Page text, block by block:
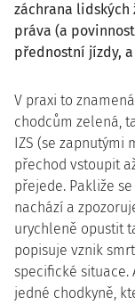
záchrana
práva (a
přednostní jízdy,
V praxi to
chodcům zelená,
IZS (se zapnutými
přechod vstoupit
přejede. Pakliže
nachází a
urychleně opustit
popisuje vznik
specifické
jedné chodkyně,